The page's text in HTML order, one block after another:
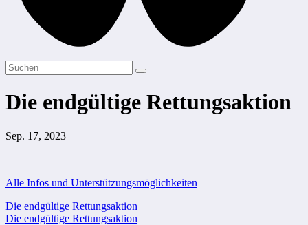
Die endgültige Rettungsaktion
Sep. 17, 2023
Alle Infos und Unterstützungsmöglichkeiten
Beitragsnavigation
Die endgültige Rettungsaktion
Die endgültige Rettungsaktion